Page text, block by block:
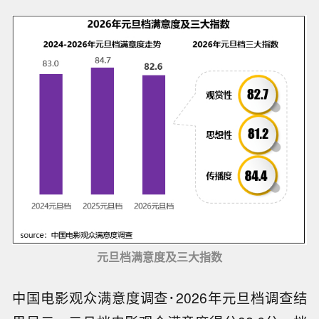
元旦档满意度及三大指数
中国电影观众满意度调查･2026年元旦档调查结